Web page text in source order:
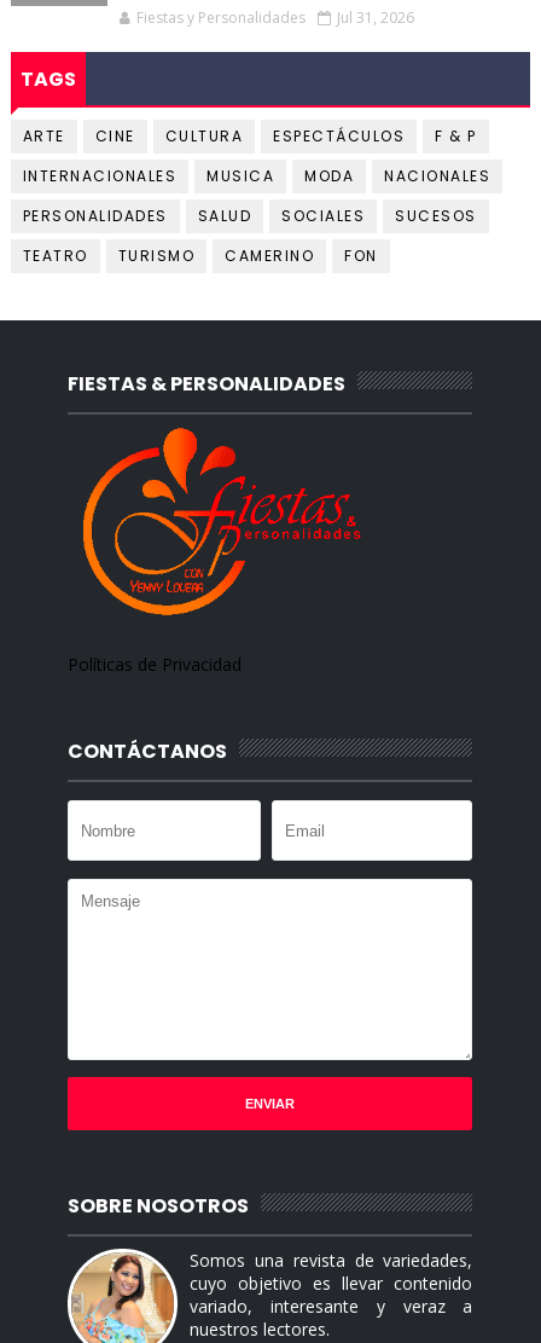
Fiestas y Personalidades Jul 31, 2026
TAGS
ARTE CINE CULTURA ESPECTÁCULOS
F & P
INTERNACIONALES
MUSICA MODA
NACIONALES
PERSONALIDADES
SALUD SOCIALES
SUCESOS
TEATRO
TURISMO CAMERINO FON
FIESTAS & PERSONALIDADES
Políticas de Privacidad
CONTÁCTANOS
SOBRE NOSOTROS
Somos una revista de variedades,
cuyo objetivo es llevar contenido
variado, interesante y veraz a
nuestros lectores.